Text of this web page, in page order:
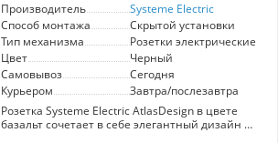
Производитель
Systeme Electric
Способ монтажа
Скрытой установки
Тип механизма
Розетки электрические
Цвет
Черный
Самовывоз
Сегодня
Курьером
Завтра/послезавтра
Розетка Systeme Electric AtlasDesign в цвете
базальт сочетает в себе элегантный дизайн и